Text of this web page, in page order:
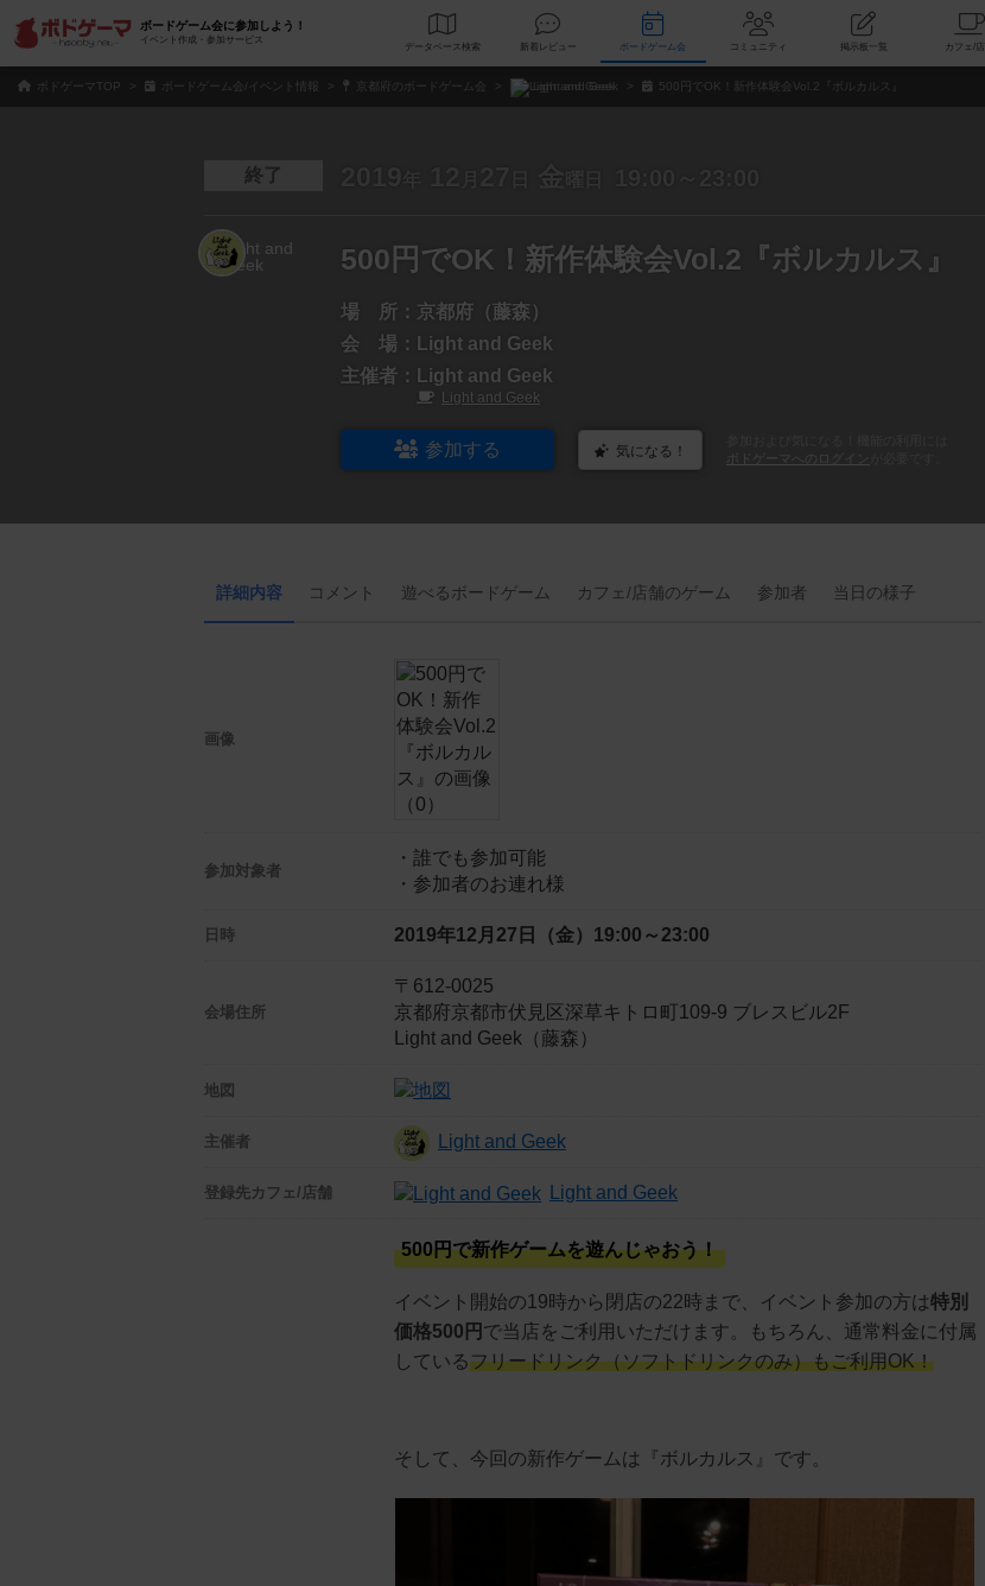
ボードゲーム会に参加しよう！
イベント作成・参加サービス
データベース 検索 新着レビュー ボードゲーム会 コミュニティ 掲示板一覧
ボドゲーマTOP ボードゲーム会/イベント情報 京都府のボードゲーム会 Light and Geek 500円でOK！新作体験会Vol.2『ボルカルス』
終了 金 曜日
500円でOK！新作体験会Vol.2『ボルカルス』
場 所： 京都府（藤森）
会 場：
Light and Geek
主催者：
Light and Geek
Light and Geek
参加する 気になる！
ボドゲーマへのログイン
詳細内容 コメント 遊べる ボードゲーム カフェ/店舗のゲーム 参加者 当日の様子
画像
参加対象者
・誰でも参加可能
・参加者のお連れ様
日時 2019年12月27日（金） 19:00～23:00
会場住所
〒612-0025
京都府京都市伏見区深草キトロ町109-9 ブレスビル2F
Light and Geek（藤森）
地図
主催者 Light and Geek
登録先カフェ/店舗 Light and Geek
500円で新作ゲームを遊んじゃおう！
イベント開始の19時から閉店の22時まで、イベント参加の方は特別
価格500円 で当店をご利用いただけます。もちろん、通常料金に付属
しているフリードリンク（ソフトドリンクのみ）もご利用OK！
そして、今回の新作ゲームは『ボルカルス』です。